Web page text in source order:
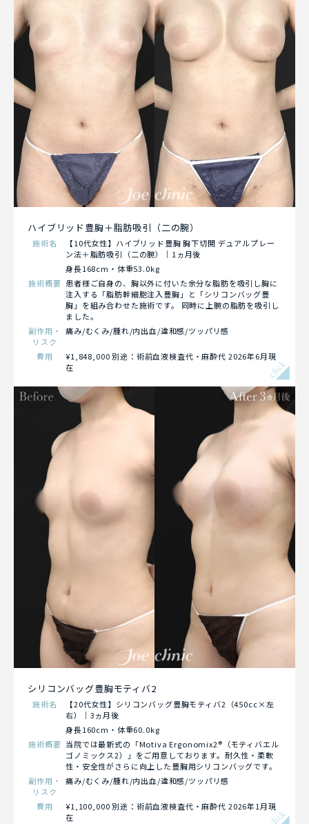
ハイブリッド豊胸＋脂肪吸引（二の腕）
施術名
【10代女性】ハイブリッド豊胸 胸下切開 デュアルプレー
ン法＋脂肪吸引（二の腕）｜1ヵ月後
身長168cm・体重53.0kg
施術概要 患者様ご自身の、胸以外に付いた余分な脂肪を吸引し胸に
注入する「脂肪幹細胞注入豊胸」と「シリコンバッグ豊
胸」を組み合わせた施術です。 同時に上腕の脂肪を吸引し
ました。
副作用・
リスク
痛み/むくみ/腫れ/内出血/違和感/ツッパリ感
費用
¥1,848,000 別途：術前血液検査代・麻酔代 2026年6月現
在
click
シリコンバッグ豊胸モティバ2
施術名
【20代女性】シリコンバッグ豊胸モティバ2（450cc×左
右）｜3ヵ月後
身長160cm・体重60.0kg
施術概要 当院では最新式の「Motiva Ergonomix2®（モティバエル
ゴノミックス2）」をご用意しております。耐久性・柔軟
性・安全性がさらに向上した豊胸用シリコンバッグです。
副作用・
リスク
痛み/むくみ/腫れ/内出血/違和感/ツッパリ感
費用
¥1,100,000 別途：術前血液検査代・麻酔代 2026年1月現
在
click